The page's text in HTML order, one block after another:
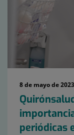
8 de mayo de 2023
periódicas